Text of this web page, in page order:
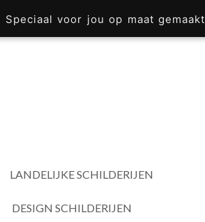
Speciaal voor jou op maat gemaakt
LANDELIJKE SCHILDERIJEN
DESIGN SCHILDERIJEN